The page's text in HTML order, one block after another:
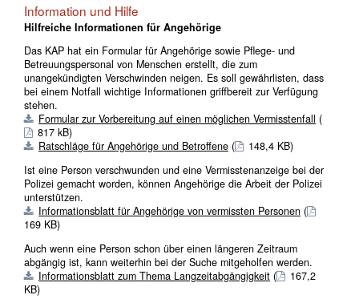
Information und Hilfe
Hilfreiche Informationen für Angehörige
Das KAP hat ein Formular für Angehörige sowie Pflege- und
Betreuungspersonal von Menschen erstellt, die zum
unangekündigten Verschwinden neigen. Es soll gewährlisten, dass
bei einem Notfall wichtige Informationen griffbereit zur Verfügung
stehen.
Formular zur Vorbereitung auf einen möglichen Vermisstenfall (
817 kB)
Ratschläge für Angehörige und Betroffene (
148,4 KB)
Ist eine Person verschwunden und eine Vermisstenanzeige bei der
Polizei gemacht worden, können Angehörige die Arbeit der Polizei
unterstützen.
Informationsblatt für Angehörige von vermissten Personen (
169 KB)
Auch wenn eine Person schon über einen längeren Zeitraum
abgängig ist, kann weiterhin bei der Suche mitgeholfen werden.
Informationsblatt zum Thema Langzeitabgängigkeit (
167,2
KB)